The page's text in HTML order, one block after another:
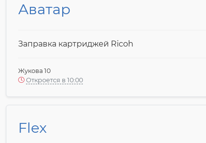
Аватар
Заправка картриджей Ricoh
Жукова 10
Откроется в 10:00
Flex